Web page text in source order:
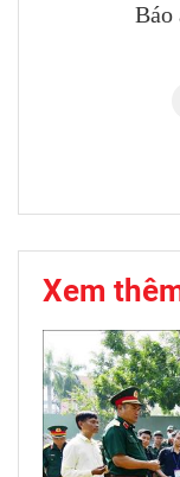
Báo
Xem